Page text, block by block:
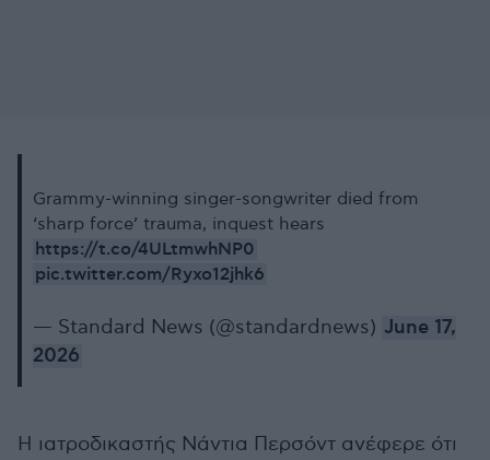
Grammy-winning singer-songwriter died from
‘sharp force’ trauma, inquest hears
https://t.co/4ULtmwhNP0
pic.twitter.com/Ryxo12jhk6
— Standard News (@standardnews) June 17,
2026
Η ιατροδικαστής Νάντια Περσόντ ανέφερε ότι